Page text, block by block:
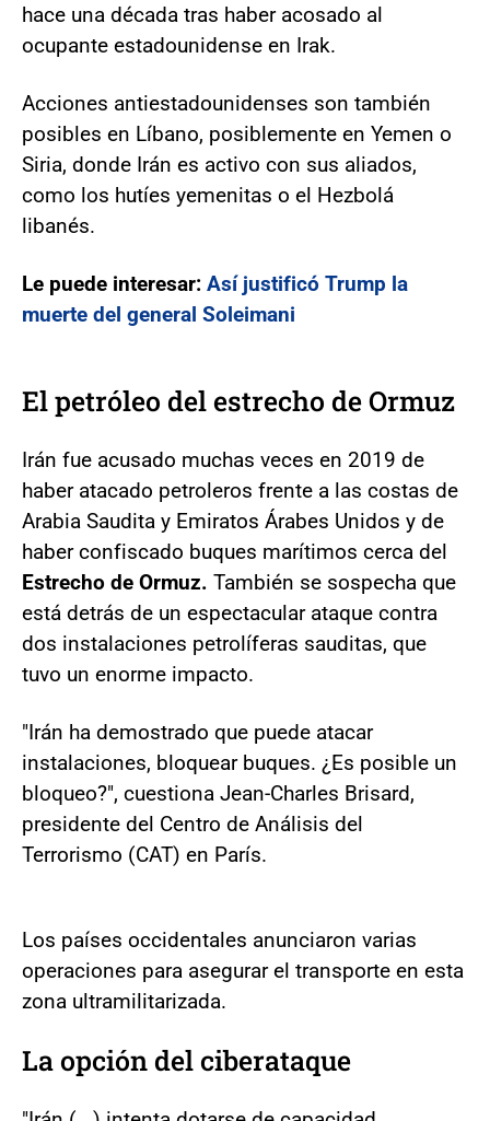
hace una década tras haber acosado al
ocupante estadounidense en Irak.
Acciones antiestadounidenses son también
posibles en Líbano, posiblemente en Yemen o
Siria, donde Irán es activo con sus aliados,
como los hutíes yemenitas o el Hezbolá
libanés.
Le puede interesar: Así justificó Trump la
muerte del general Soleimani
El petróleo del estrecho de Ormuz
Irán fue acusado muchas veces en 2019 de
haber atacado petroleros frente a las costas de
Arabia Saudita y Emiratos Árabes Unidos y de
haber confiscado buques marítimos cerca del
Estrecho de Ormuz. También se sospecha que
está detrás de un espectacular ataque contra
dos instalaciones petrolíferas sauditas, que
tuvo un enorme impacto.
"Irán ha demostrado que puede atacar
instalaciones, bloquear buques. ¿Es posible un
bloqueo?", cuestiona Jean-Charles Brisard,
presidente del Centro de Análisis del
Terrorismo (CAT) en París.
Los países occidentales anunciaron varias
operaciones para asegurar el transporte en esta
zona ultramilitarizada.
La opción del ciberataque